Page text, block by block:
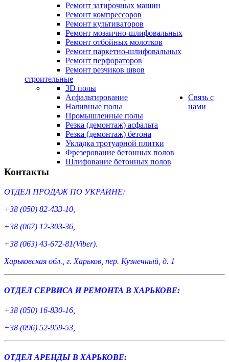
Ремонт затирочных машин
Ремонт компрессоров
Ремонт культиваторов
Ремонт мозаично-шлифовальных
Ремонт отбойных молотков
Ремонт паркетно-шлифовальных
Ремонт перфораторов
Ремонт резчиков швов
строительные
3D полы
Асфальтирование
Наливные полы
Промышленные полы
Резка (демонтаж) асфальта
Резка (демонтаж) бетона
Укладка тротуарной плитки
Фрезерование бетонных полов
Шлифование бетонных полов
Cвязь с
нами
Контакты
ОТДЕЛ ПРОДАЖ ПО УКРАИНЕ:
+38 (050) 82-433-10,
+38 (067) 12-303-36,
+38 (063) 43-672-81(Viber).
Харьковская обл., г. Харьков, пер. Кузнечный, д. 1
ОТДЕЛ СЕРВИСА И РЕМОНТА В ХАРЬКОВЕ:
+38 (050) 16-830-16,
+38 (096) 52-959-53,
ОТДЕЛ АРЕНДЫ В ХАРЬКОВЕ: